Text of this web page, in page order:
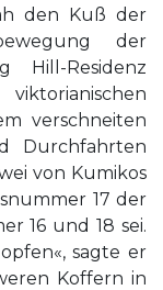
den Kuß der
der
Hill-Residenz
verschneiten
Durchfahrten
von Kumikos
17 der
16 und 18 sei.
sagte er
Koffern in